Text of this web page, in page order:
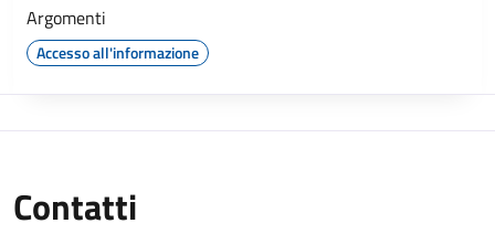
Argomenti
Accesso all'informazione
Contatti